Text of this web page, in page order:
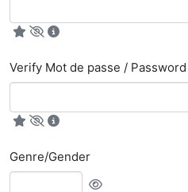
Verify Mot de passe / Password
Genre/Gender